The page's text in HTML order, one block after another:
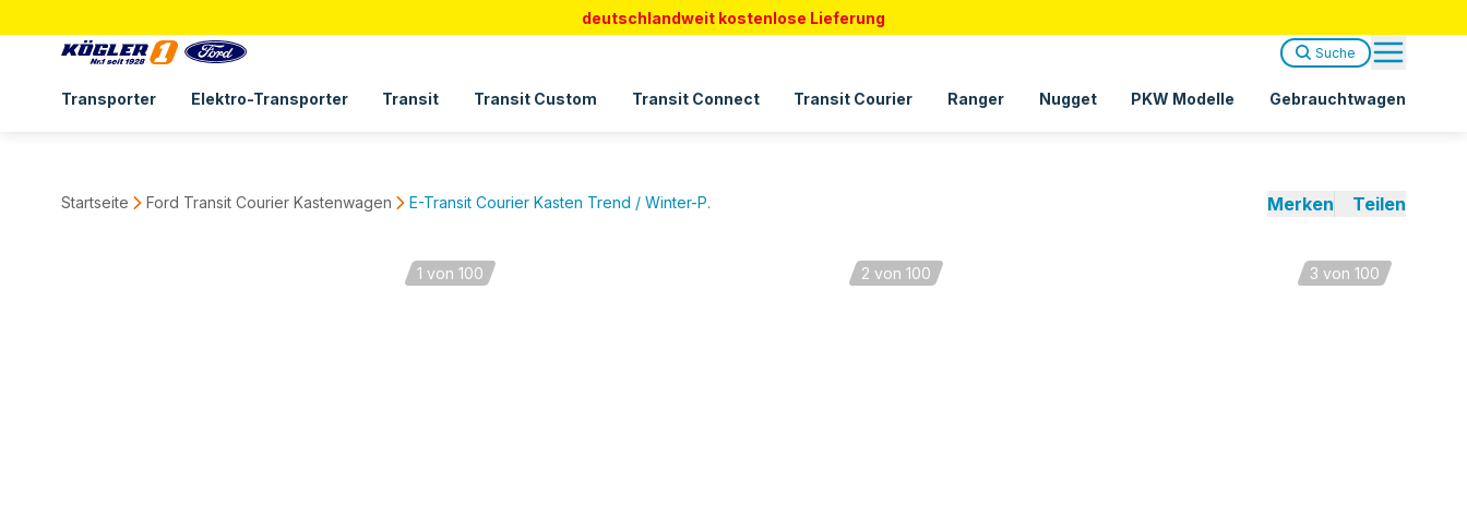
deutschlandweit kostenlose Lieferung
Transporter Elektro-Transporter Transit Transit Custom Transit Connect Transit Courier Ranger Nugget PKW Modelle Gebrauchtwagen
Suche
Startseite Ford Transit Courier Kastenwagen E-Transit Courier Kasten Trend / Winter-P. Merken Teilen
2 von 100
1 von 100 3 von 100